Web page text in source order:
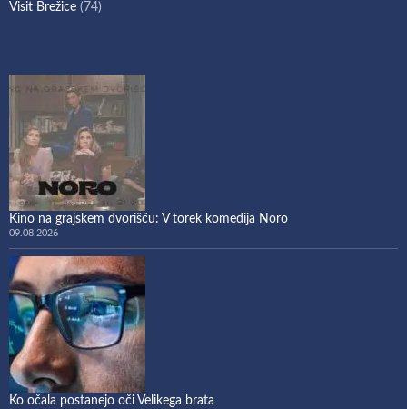
Visit Brežice (74)
Kino na grajskem dvorišču: V torek komedija Noro
09.08.2026
Ko očala postanejo oči Velikega brata